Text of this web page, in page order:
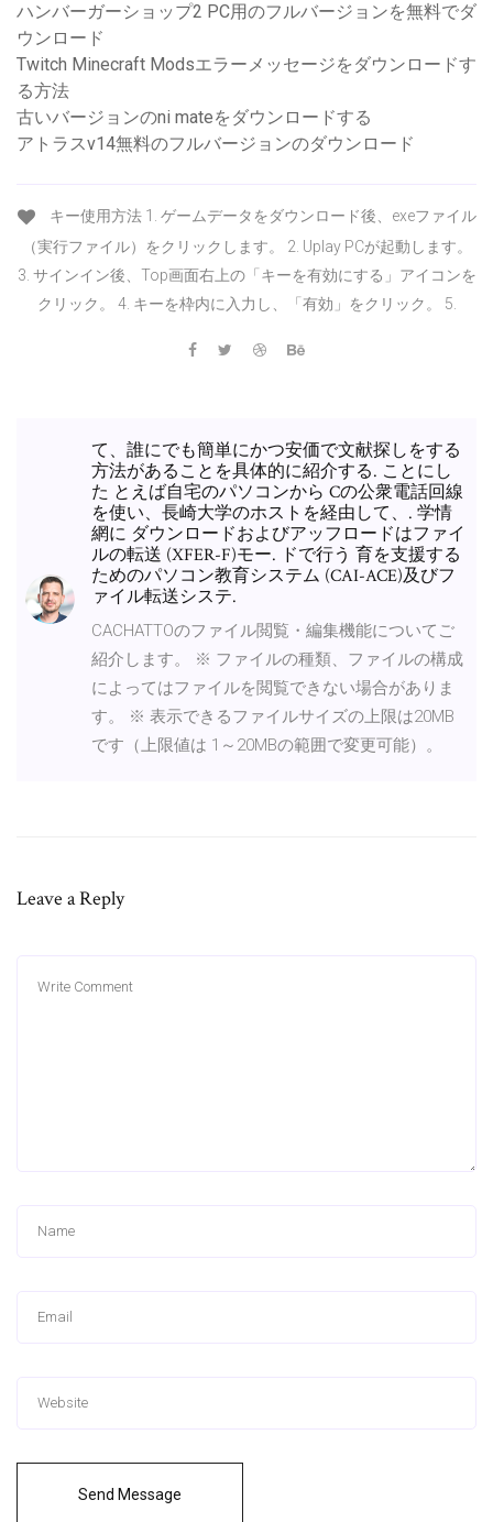
ハンバーガーショップ2 PC用のフルバージョンを無料でダ
ウンロード
Twitch Minecraft Modsエラーメッセージをダウンロードす
る方法
古いバージョンのni mateをダウンロードする
アトラスv14無料のフルバージョンのダウンロード
キー使用方法 1. ゲームデータをダウンロード後、exeファイル
（実行ファイル）をクリックします。 2. Uplay PCが起動します。
3. サインイン後、Top画面右上の「キーを有効にする」アイコンを
クリック。 4. キーを枠内に入力し、「有効」をクリック。 5.
て、誰にでも簡単にかつ安価で文献探しをする
方法があることを具体的に紹介する. ことにし
た とえば自宅のパソコンから Cの公衆電話回線
を使い、長崎大学のホストを経由して、. 学情
網に ダウンロードおよびアッフロードはファイ
ルの転送 (XFER-F)モー. ドで行う 育を支援する
ためのパソコン教育システム (CAI-ACE)及びフ
ァイル転送システ.
CACHATTOのファイル閲覧・編集機能についてご
紹介します。 ※ ファイルの種類、ファイルの構成
によってはファイルを閲覧できない場合がありま
す。 ※ 表示できるファイルサイズの上限は20MB
です（上限値は 1～20MBの範囲で変更可能）。
Leave a Reply
Send Message